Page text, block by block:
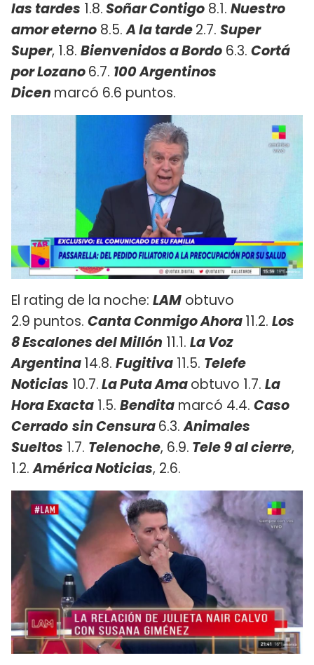
las tardes 1.8.Soñar Contigo 8.1. Nuestro
amor eterno 8.5.A la tarde2.7. Super
Super, 1.8. Bienvenidos a Bordo 6.3. Cortá
por Lozano6.7. 100 Argentinos
Dicen marcó 6.6 puntos.
El rating de la noche: LAM obtuvo
2.9 puntos. Canta Conmigo Ahora11.2. Los
8 Escalones del Millón 11.1. La Voz
Argentina14.8. Fugitiva 11.5. Telefe
Noticias 10.7.La Puta Amaobtuvo 1.7. La
Hora Exacta 1.5. Bendita marcó 4.4. Caso
Cerrado sin Censura6.3.Animales
Sueltos 1.7. Telenoche, 6.9. Tele 9 al cierre,
1.2.América Noticias, 2.6.